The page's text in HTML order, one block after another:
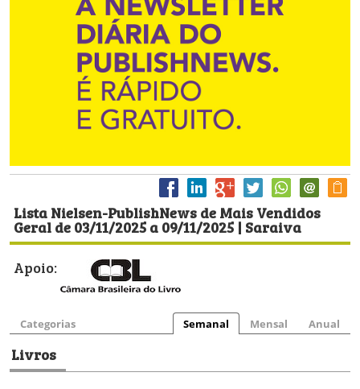
Lista Nielsen-PublishNews de Mais Vendidos
Geral de 03/11/2025 a 09/11/2025 | Saraiva
Apoio:
Categorias Semanal Mensal Anual
Livros